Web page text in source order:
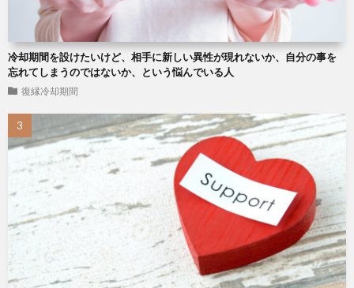
冷却期間を設けたいけど、相手に新しい異性が現れないか、自分の事を
忘れてしまうのではないか、という悩んでいる人
復縁冷却期間